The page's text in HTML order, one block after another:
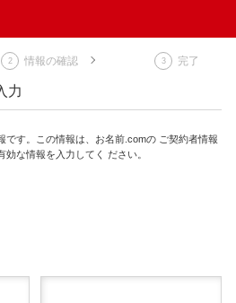
情報の確認 完了
力
です。この情報は、お名前.comの ご契約者情報
な情報を入力してく ださい。